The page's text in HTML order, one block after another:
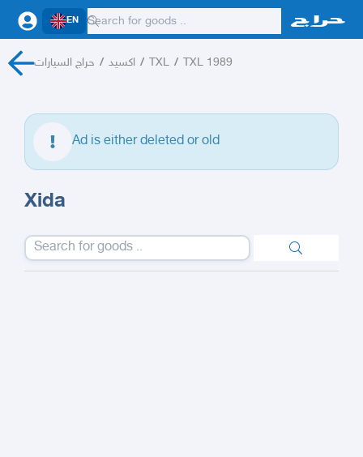
EN
حراج السيارات / اكسيد / TXL / TXL 1989
Ad is either deleted or old
Xida